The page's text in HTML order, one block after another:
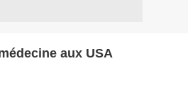
aux USA